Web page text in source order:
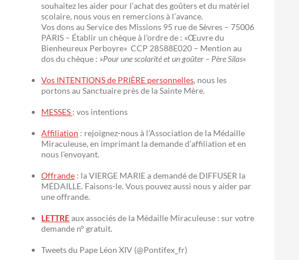
souhaitez les aider pour l’achat des goûters et du matériel
scolaire, nous vous en remercions à l’avance.
Vos dons au Service des Missions 95 rue de Sèvres – 75006
PARIS – Établir un chèque à l’ordre de : «Œuvre du
Bienheureux Perboyre» CCP 28588E020 – Mention au
dos du chèque : »Pour une scolarité et un goûter – Père Silas«
Vos INTENTIONS de PRIÈRE personnelles, nous les
portons au Sanctuaire près de la Sainte Mère.
MESSES : vos intentions
Affiliation : rejoignez-nous à l’Association de la Médaille
Miraculeuse, en imprimant la demande d’affiliation et en
nous l’envoyant.
Offrande : la VIERGE MARIE a demandé de DIFFUSER la
MÉDAILLE. Faisons-le. Vous pouvez aussi nous y aider par
une offrande.
LETTREaux associés de la Médaille Miraculeuse : sur votre
demande n° gratuit.
Tweets du Pape Léon XIV (@Pontifex_fr)